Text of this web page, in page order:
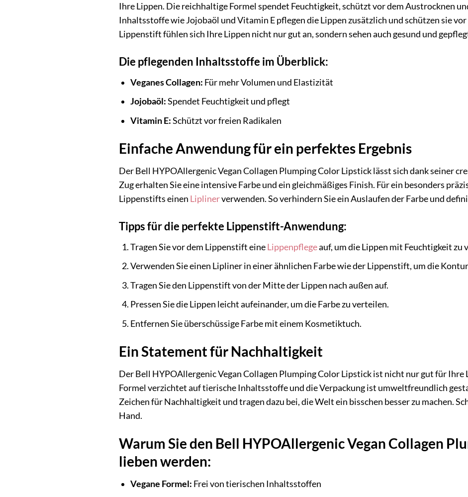
Ihre Lippen. Die reichhaltige Formel spendet Feuchtigkeit, schützt vor dem Austrocknen
Inhaltsstoffe wie Jojobaöl und Vitamin E pflegen die Lippen zusätzlich und schützen sie
Lippenstift fühlen sich Ihre Lippen nicht nur gut an, sondern sehen auch gesund und
Die pflegenden Inhaltsstoffe im Überblick:
Veganes Collagen: Für mehr Volumen und Elastizität
Jojobaöl:Spendet Feuchtigkeit und pflegt
Vitamin E:Schützt vor freien Radikalen
Einfache Anwendung für ein perfektes Ergebnis
Der Bell HYPOAllergenic Vegan Collagen Plumping Color Lipstick lässt sich dank seiner
Zug erhalten Sie eine intensive Farbe und ein gleichmäßiges Finish. Für ein besonders
Lippenstifts einen Liplinerverwenden. So verhindern Sie ein Auslaufen der Farbe und
Tipps für die perfekte Lippenstift-Anwendung:
Tragen Sie vor dem Lippenstift eineLippenpflegeauf, um die Lippen mit Feuchtigkeit zu
Verwenden Sie einen Lipliner in einer ähnlichen Farbe wie der Lippenstift, um die
Tragen Sie den Lippenstift von der Mitte der Lippen nach außen auf.
Pressen Sie die Lippen leicht aufeinander, um die Farbe zu verteilen.
Entfernen Sie überschüssige Farbe mit einem Kosmetiktuch.
Ein Statement für Nachhaltigkeit
Der Bell HYPOAllergenic Vegan Collagen Plumping Color Lipstick ist nicht nur gut für Ihre
Formel verzichtet auf tierische Inhaltsstoffe und die Verpackung ist umweltfreundlich
Zeichen für Nachhaltigkeit und tragen dazu bei, die Welt ein bisschen besser zu machen.
Hand.
Warum Sie den Bell HYPOAllergenic Vegan Collagen
lieben werden:
Vegane Formel: Frei von tierischen Inhaltsstoffen